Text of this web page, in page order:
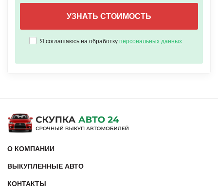
Я соглашаюсь на обработку персональных данных
О КОМПАНИИ
ВЫКУПЛЕННЫЕ АВТО
КОНТАКТЫ